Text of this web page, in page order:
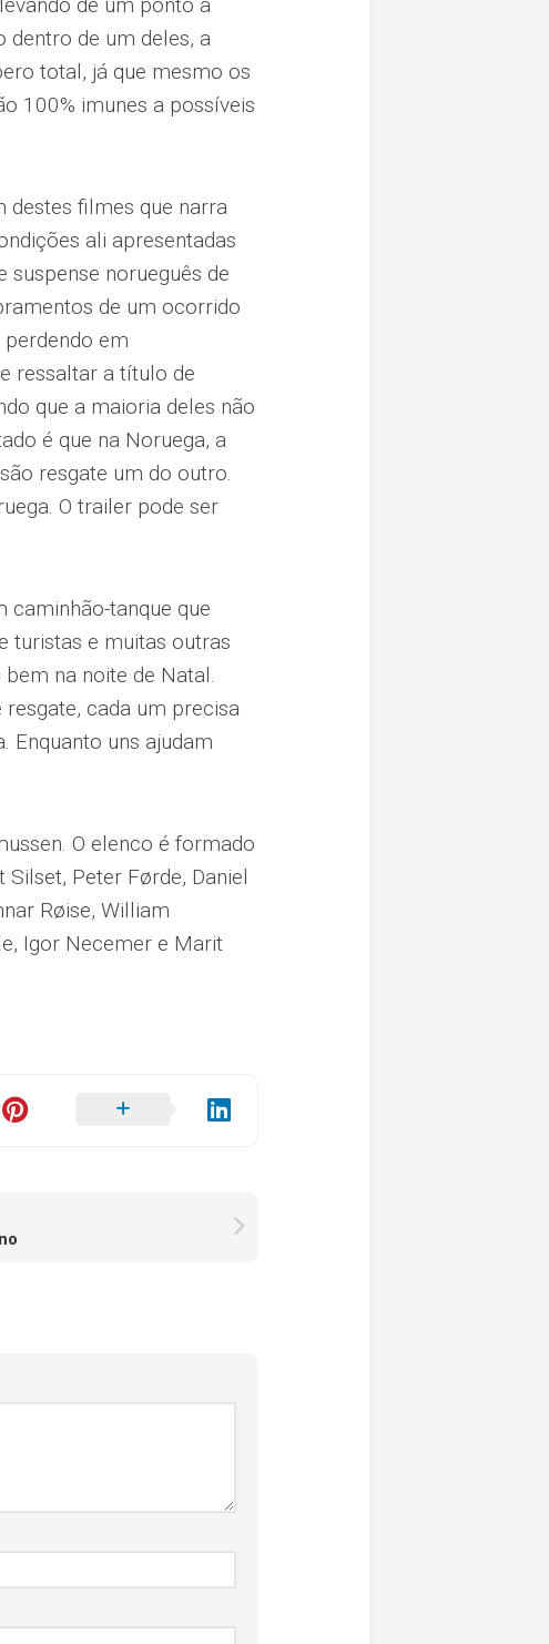
de um deles, a
total, já que mesmo os
100% imunes a possíveis
destes filmes que narra
ali apresentadas
norueguês de
de um ocorrido
em
ressaltar a título de
que a maioria deles não
é que na Noruega, a
resgate um do outro.
O trailer pode ser
caminhão-tanque que
turistas e muitas outras
na noite de Natal.
cada um precisa
Enquanto uns ajudam
O elenco é formado
Peter Førde, Daniel
Røise, William
Igor Necemer e Marit